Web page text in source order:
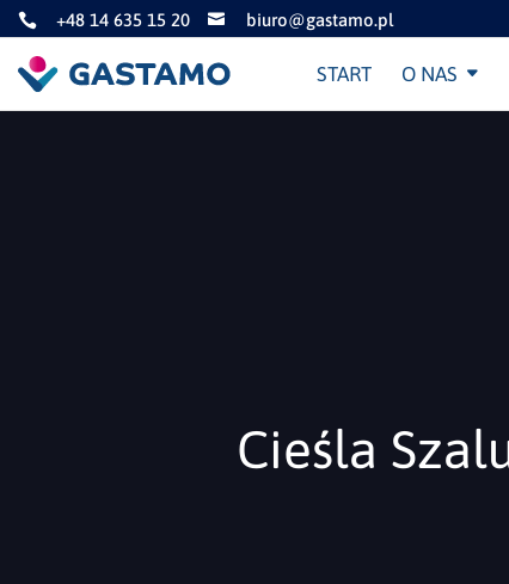
 +48 14 635 15 20  biuro@gastamo.pl
START O NAS
Cieśla